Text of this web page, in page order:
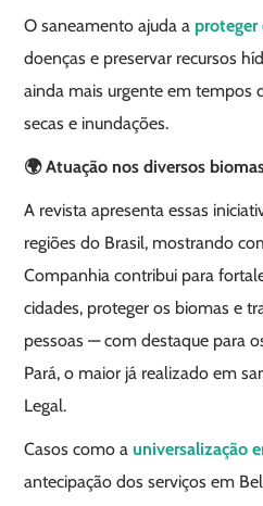
O saneamento ajuda a proteger
doenças e preservar recursos
ainda mais urgente em tempos
secas e inundações.
🌍 Atuação nos diversos
A revista apresenta essas
regiões do Brasil, mostrando
Companhia contribui para
cidades, proteger os biomas e
pessoas — com destaque para
Pará, o maior já realizado em
Legal.
Casos como auniversalização
antecipação dos serviços em